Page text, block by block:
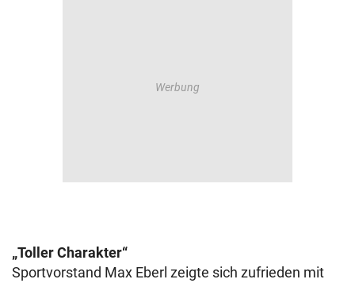
„Toller Charakter“
Sportvorstand Max Eberl zeigte sich zufrieden mit